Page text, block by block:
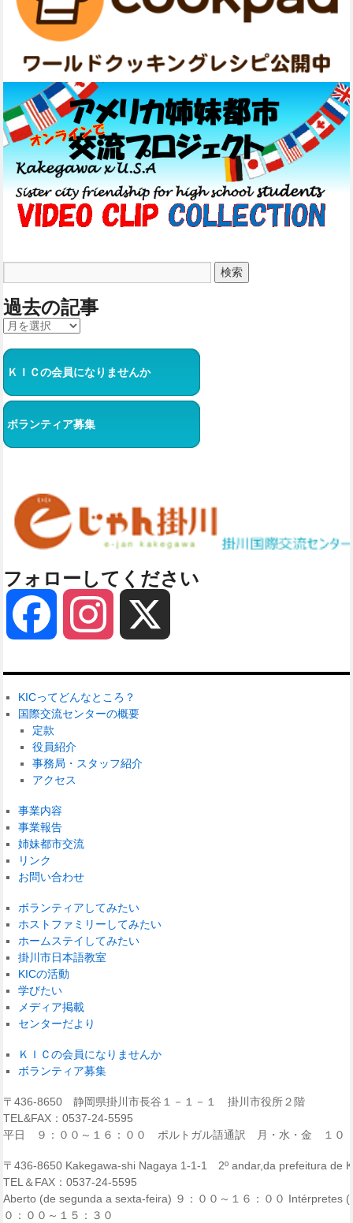
過去の記事
ＫＩＣの会員になりませんか
ボランティア募集
フォローしてください
Facebook Instagram
KICってどんなところ？
国際交流センターの概要
定款
役員紹介
事務局・スタッフ紹介
アクセス
事業内容
事業報告
姉妹都市交流
リンク
お問い合わせ
ボランティアしてみたい
ホストファミリーしてみたい
ホームステイしてみたい
掛川市日本語教室
KICの活動
学びたい
メディア掲載
センターだより
ＫＩＣの会員になりませんか
ボランティア募集
〒436-8650 静岡県掛川市長谷１－１－１ 掛川市役所２階
TEL&FAX：0537-24-5595
平日 ９：００～１６：００ ポルトガル語通訳 月・水・金 １０
〒436-8650 Kakegawa-shi Nagaya 1-1-1 2º andar,da prefeitura de
TEL＆FAX：0537-24-5595
Aberto (de segunda a sexta-feira) ９：００～１６：００
０：００～１５：３０